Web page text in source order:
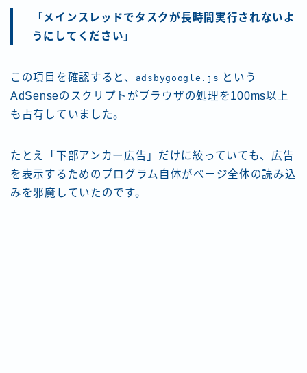
「メインスレッドでタスクが長時間実行されないよ
うにしてください」
この項目を確認すると、 adsbygoogle.js という
AdSenseのスクリプトがブラウザの処理を100ms以上
も占有していました。
たとえ「下部アンカー広告」だけに絞っていても、広告
を表示するためのプログラム自体がページ全体の読み込
みを邪魔していたのです。